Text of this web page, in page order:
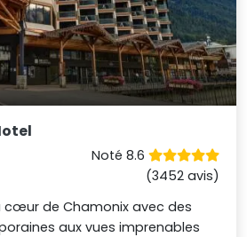
Noté 8.6
(3452 avis)
cœur de Chamonix avec des
aux vues imprenables